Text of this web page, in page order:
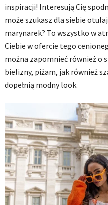
inspiracji! Interesują Cię
może szukasz dla siebie
marynarek? To wszystko w
Ciebie w ofercie tego
można zapomnieć również o
bielizny, piżam, jak również
dopełnią modny look.